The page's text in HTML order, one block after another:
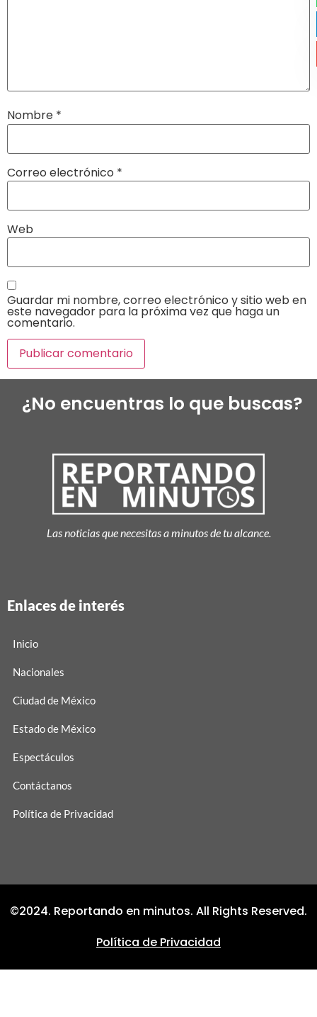
Nombre *
Correo electrónico *
Web
Guardar mi nombre, correo electrónico y sitio web en
este navegador para la próxima vez que haga un
comentario.
¿No encuentras lo que buscas?
Las noticias que necesitas a minutos de tu alcance.
Enlaces de interés
Inicio
Nacionales
Ciudad de México
Estado de México
Espectáculos
Contáctanos
Política de Privacidad
©2024. Reportando en minutos. All Rights Reserved.
Política de Privacidad